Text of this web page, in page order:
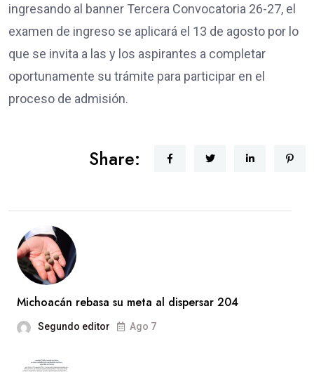
ingresando al banner Tercera Convocatoria 26-27, el
examen de ingreso se aplicará el 13 de agosto por lo
que se invita a las y los aspirantes a completar
oportunamente su trámite para participar en el
proceso de admisión.
Share:
Michoacán rebasa su meta al dispersar 204
Segundo editor Ago 7